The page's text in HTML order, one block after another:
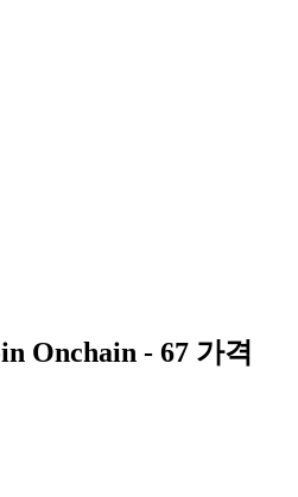
Onchain - 67 가격